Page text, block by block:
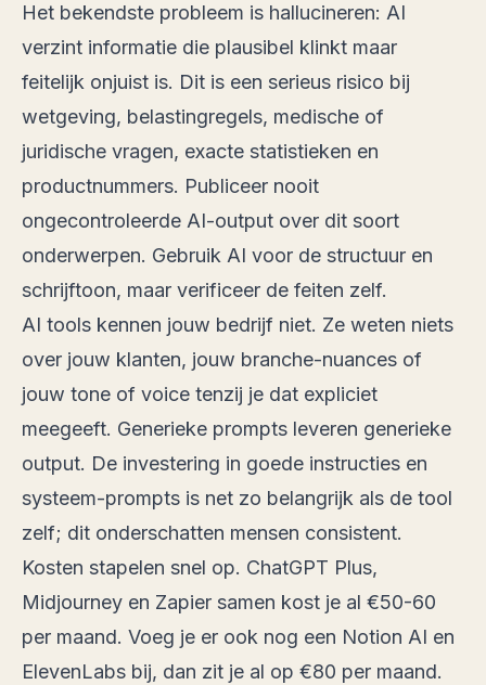
Het bekendste probleem is hallucineren: AI
verzint informatie die plausibel klinkt maar
feitelijk onjuist is. Dit is een serieus risico bij
wetgeving, belastingregels, medische of
juridische vragen, exacte statistieken en
productnummers. Publiceer nooit
ongecontroleerde AI-output over dit soort
onderwerpen. Gebruik AI voor de structuur en
schrijftoon, maar verificeer de feiten zelf.
AI tools kennen jouw bedrijf niet. Ze weten niets
over jouw klanten, jouw branche-nuances of
jouw tone of voice tenzij je dat expliciet
meegeeft. Generieke prompts leveren generieke
output. De investering in goede instructies en
systeem-prompts is net zo belangrijk als de tool
zelf; dit onderschatten mensen consistent.
Kosten stapelen snel op. ChatGPT Plus,
Midjourney en Zapier samen kost je al €50-60
per maand. Voeg je er ook nog een Notion AI en
ElevenLabs bij, dan zit je al op €80 per maand.